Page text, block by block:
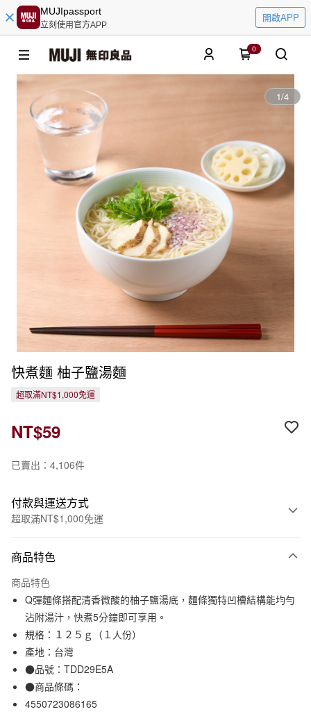
MUJIpassport
立刻使用官方APP
開啟APP
0
1/4
快煮麵 柚子鹽湯麵
超取滿NT$1,000免運
NT$59
已賣出：4,106件
付款與運送方式
超取滿NT$1,000免運
信用卡一次付款
信用卡分期付款
3 期 0 利率 每期NT$19
合作金庫商業銀行
華南商業銀行
上海商業儲蓄銀行
臺灣中小企業銀行
匯豐（台灣）商業銀行
超商取貨付款
LINE Pay
Apple Pay
商品特色
商品特色
Q彈麵條搭配清香微酸的柚子鹽湯底，麵條獨特凹槽結構能均勻
沾附湯汁，快煮5分鐘即可享用。
規格：１２５ｇ（１人份）
產地：台灣
●品號：TDD29E5A
●商品條碼：
4550723086165